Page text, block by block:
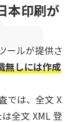
本印刷が
ールが提供さ
無しには作成
では、全文 X
全文 XML 登